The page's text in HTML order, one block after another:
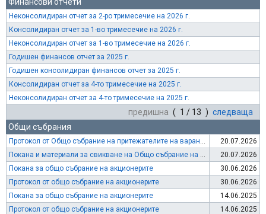
Неконсолидиран отчет за 2-ро тримесечие на 2026 г.
Консолидиран отчет за 1-во тримесечие на 2026 г.
Неконсолидиран отчет за 1-во тримесечие на 2026 г.
Годишен финансов отчет за 2025 г.
Годишен консолидиран финансов отчет за 2025 г.
Консолидиран отчет за 4-то тримесечие на 2025 г.
Неконсолидиран отчет за 4-то тримесечие на 2025 г.
предишна ( 1 / 13 ) следваща
Общи събрания
Протокол от Общо събрание на притежателите на варанти
20.07.2026
Покана и материали за свикване на Общо събрание на притежателите на варанти
20.07.2026
Покана за общо събрание на акционерите
30.06.2026
Протокол от общо събрание на акционерите
30.06.2026
Покана за общо събрание на акционерите
14.06.2025
Протокол от общо събрание на акционерите
14.06.2025